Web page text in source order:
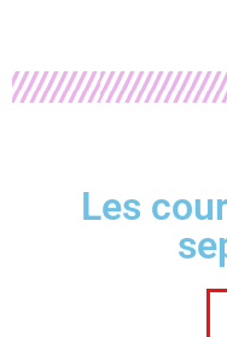
Les